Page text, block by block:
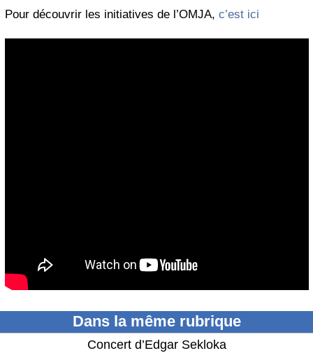
Pour découvrir les initiatives de l’OMJA, c’est ici
Dans la même rubrique
Concert d’Edgar Sekloka